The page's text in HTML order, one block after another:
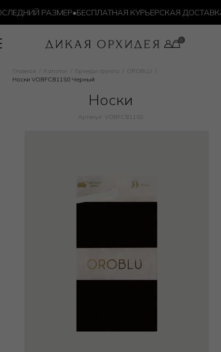
РАЗМЕР•БЕСПЛАТНАЯ КУРЬЕРСКАЯ ДОСТАВКА
Главная Каталог Бренды группа
OROBLU
Носки VOBFCB11S0 Черный
Носки
Артикул: VOBFCB11S0